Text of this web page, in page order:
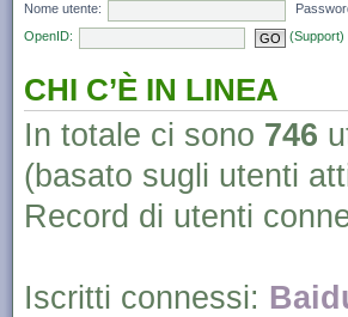
Nome utente:
OpenID:
(Support)
CHI C’È IN LINEA
In totale ci sono 746
(basato sugli utenti
Record di utenti
Iscritti connessi: